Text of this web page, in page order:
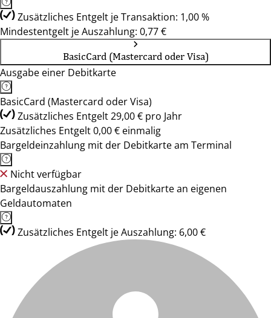
Zusätzliches Entgelt je Transaktion: 1,00 %
Mindestentgelt je Auszahlung: 0,77 €
BasicCard (Mastercard oder Visa)
Ausgabe einer Debitkarte
BasicCard (Mastercard oder Visa)
Zusätzliches Entgelt 29,00 € pro Jahr
Zusätzliches Entgelt 0,00 € einmalig
Bargeldeinzahlung mit der Debitkarte am Terminal
Nicht verfügbar
Bargeldauszahlung mit der Debitkarte an eigenen
Geldautomaten
Zusätzliches Entgelt je Auszahlung: 6,00 €